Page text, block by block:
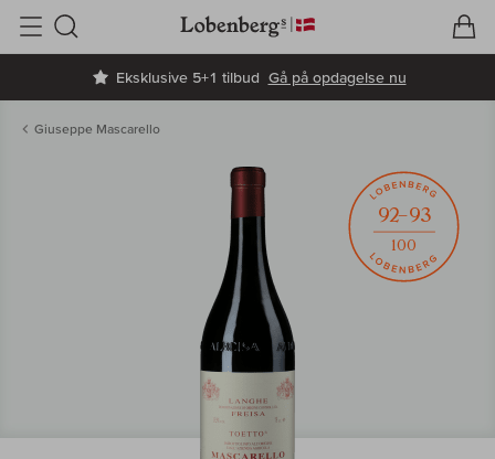
Eksklusive 5+1 tilbud Gå på opdagelse nu
Søg
Giuseppe Mascarello
92–93
100